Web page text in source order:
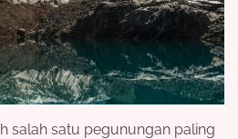
salah satu pegunungan paling